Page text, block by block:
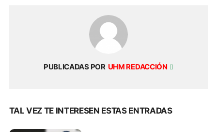
PUBLICADAS POR UHM REDACCIÓN
TAL VEZ TE INTERESEN ESTAS ENTRADAS